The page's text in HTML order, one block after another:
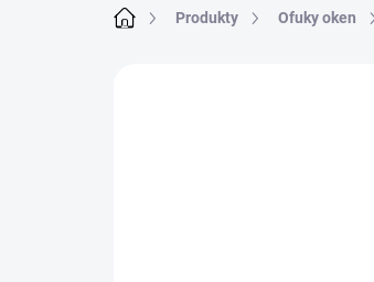
Domů Produkty Ofuky oken